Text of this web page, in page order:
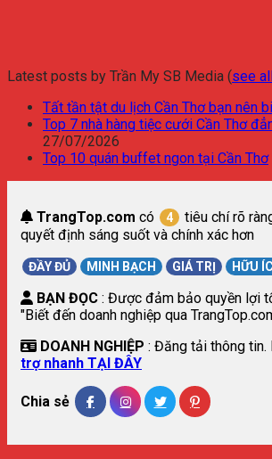
Latest posts by Trần My SB Media (see all
Tất tần tật du lịch Cần Thơ bạn nên
Top 7 nhà hàng tiệc cưới Cần Thơ
27/07/2026
Top 10 quán buffet ngon tại Cần Thơ
TrangTop.com có 4
tiêu chí rõ
quyết định sáng suốt và chính xác hơn
ĐẦY ĐỦ MINH BẠCH GIÁ TRỊ HỮU
BẠN ĐỌC : Được đảm bảo quyền lợi
"Biết đến doanh nghiệp qua
DOANH NGHIỆP : Đăng tải thông tin.
trợ nhanh TẠI ĐÂY
Chia sẻ